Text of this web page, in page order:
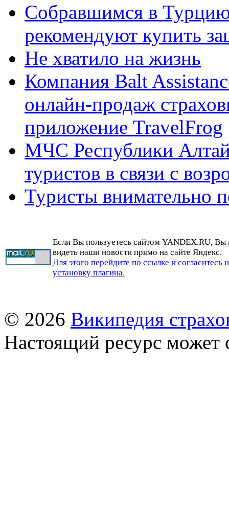
Собравшимся в
рекомендуют купить
Не хватило на жизнь
Компания Balt
онлайн-продаж
приложение TravelFrog
МЧС Республики Алтай
туристов в связи с
Туристы внимательно
Если Вы пользуетесь сайтом YANDEX.RU, Вы
видеть наши новости прямо на сайте Яндекс.
Для этого перейдите по ссылке и согласитесь
установку плагина.
© 2026 Википедия
Настоящий ресурс может